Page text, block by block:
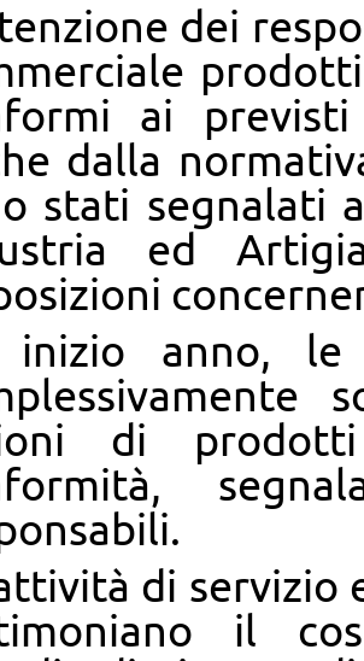
dei
ai
dalla
stati segnalati
ed
inizio anno, le
di
di servizio
il